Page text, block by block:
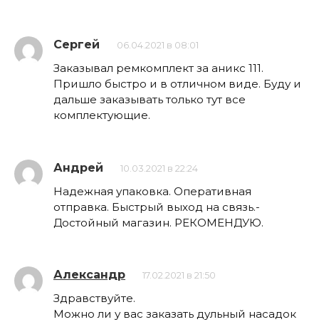
Сергей 06.04.2021 в 08:01
Заказывал ремкомплект за аникс 111.
Пришло быстро и в отличном виде. Буду и
дальше заказывать только тут все
комплектующие.
Андрей 10.03.2021 в 22:24
Надежная упаковка. Оперативная
отправка. Быстрый выход на связь.-
Достойный магазин. РЕКОМЕНДУЮ.
Александр 17.02.2021 в 21:50
Здравствуйте.
Можно ли у вас заказать дульный насадок